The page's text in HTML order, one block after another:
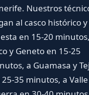
Nuestros
al casco histórico y
en 15-20 minutos,
y Geneto en 15-25
a Guamasa y
35 minutos, a Valle